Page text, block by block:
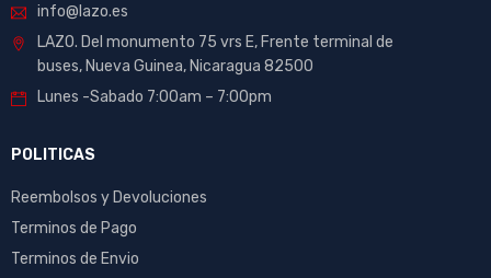
info@lazo.es
LAZO. Del monumento 75 vrs E, Frente terminal de
buses, Nueva Guinea, Nicaragua 82500
Lunes -Sabado 7:00am – 7:00pm
POLITICAS
Reembolsos y Devoluciones
Terminos de Pago
Terminos de Envio